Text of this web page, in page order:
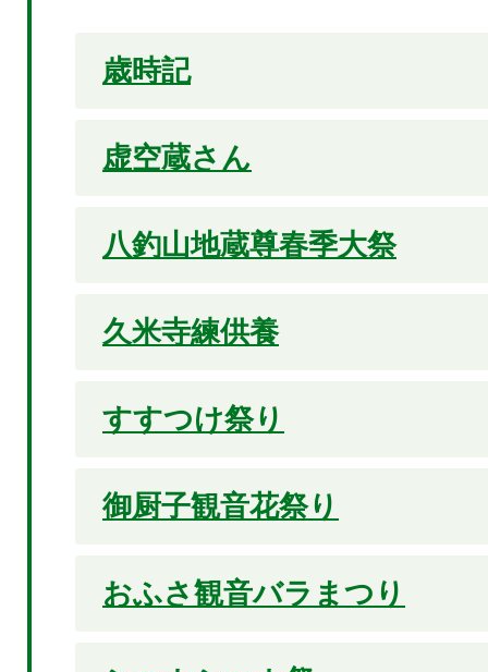
歳時記
虚空蔵さん
八釣山地蔵尊春季大祭
久米寺練供養
すすつけ祭り
御厨子観音花祭り
おふさ観音バラまつり